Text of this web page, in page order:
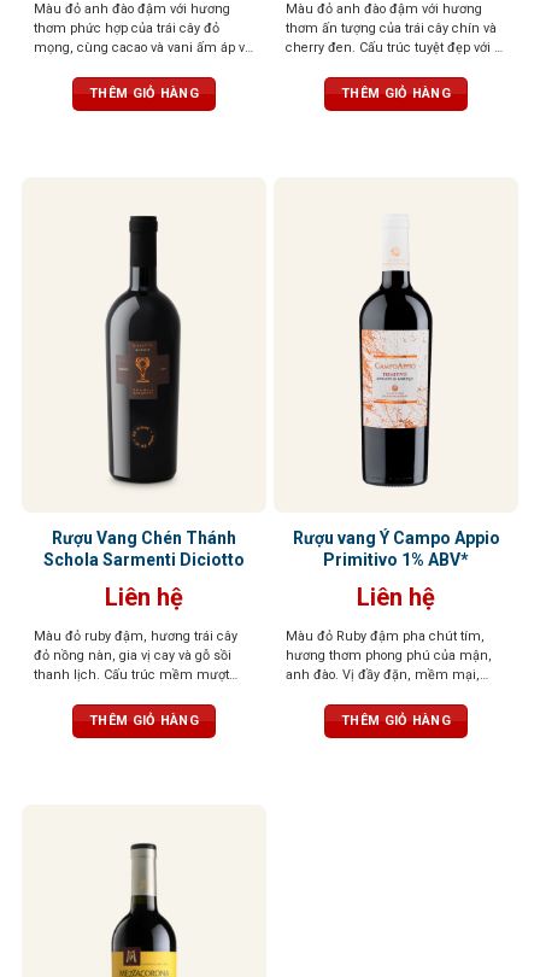
Màu đỏ anh đào đậm với hương
thơm phức hợp của trái cây đỏ
mọng, cùng cacao và vani ấm áp và
mượt, dư vị cân bằng và thanh lịch
THÊM GIỎ HÀNG
Màu đỏ anh đào đậm với hương
thơm ấn tượng của trái cây chín và
cherry đen. Cấu trúc tuyệt đẹp với vị
trưởng thành và dẻo dai
THÊM GIỎ HÀNG
Rượu Vang Chén Thánh
Schola Sarmenti Diciotto
Liên hệ
Màu đỏ ruby đậm, hương trái cây
đỏ nồng nàn, gia vị cay và gỗ sồi
thanh lịch. Cấu trúc mềm mượt
vị kéo dài THÊM GIỎ HÀNG
Rượu vang Ý Campo Appio
Primitivo 1% ABV*
Liên hệ
Màu đỏ Ruby đậm pha chút tím,
hương thơm phong phú của mận,
anh đào. Vị đầy đặn, mềm mại,
THÊM GIỎ HÀNG